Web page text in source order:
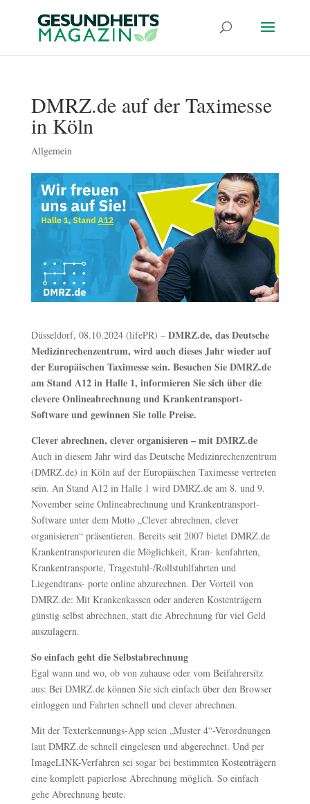
DMRZ.de auf der Taximesse
in Köln
Allgemein
Düsseldorf, 08.10.2024 (lifePR) – DMRZ.de, das Deutsche
Medizinrechenzentrum, wird auch dieses Jahr wieder auf
der Europäischen Taximesse sein. Besuchen Sie DMRZ.de
am Stand A12 in Halle 1, informieren Sie sich über die
clevere Onlineabrechnung und Krankentransport-
Software und gewinnen Sie tolle Preise.
Clever abrechnen, clever organisieren – mit DMRZ.de
Auch in diesem Jahr wird das Deutsche Medizinrechenzentrum
(DMRZ.de) in Köln auf der Europäischen Taximesse vertreten
sein. An Stand A12 in Halle 1 wird DMRZ.de am 8. und 9.
November seine Onlineabrechnung und Krankentransport-
Software unter dem Motto „Clever abrechnen, clever
organisieren“ präsentieren. Bereits seit 2007 bietet DMRZ.de
Krankentransporteuren die Möglichkeit, Kran- kenfahrten,
Krankentransporte, Tragestuhl-/Rollstuhlfahrten und
Liegendtrans- porte online abzurechnen. Der Vorteil von
DMRZ.de: Mit Krankenkassen oder anderen Kostenträgern
günstig selbst abrechnen, statt die Abrechnung für viel Geld
auszulagern.
So einfach geht die Selbstabrechnung
Egal wann und wo, ob von zuhause oder vom Beifahrersitz
aus: Bei DMRZ.de können Sie sich einfach über den Browser
einloggen und Fahrten schnell und clever abrechnen.
Mit der Texterkennungs-App seien „Muster 4“-Verordnungen
laut DMRZ.de schnell eingelesen und abgerechnet. Und per
ImageLINK-Verfahren sei sogar bei bestimmten Kostenträgern
eine komplett papierlose Abrechnung möglich. So einfach
gehe Abrechnung heute.